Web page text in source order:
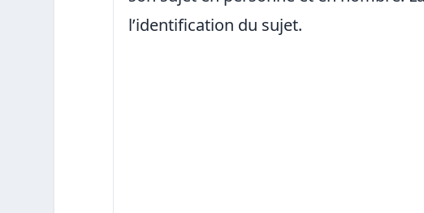
l’identification du sujet.